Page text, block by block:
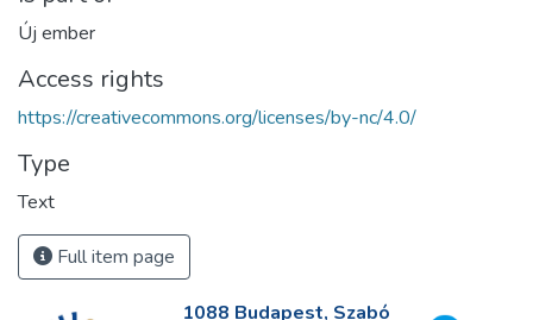
Új ember
Access rights
https://creativecommons.org/licenses/by-nc/4.0/
Type
Text
Full item page
1088 Budapest, Szabó